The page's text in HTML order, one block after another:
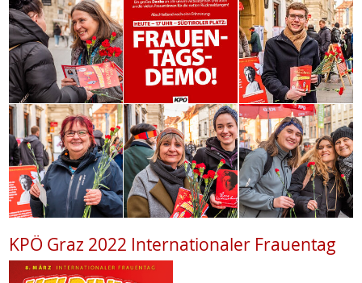
KPÖ Graz 2022 Internationaler Frauentag